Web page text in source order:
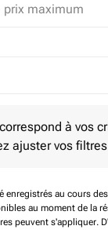
Round trip
à vos
ajuster vos
enregistrés au cours
au moment de la
peuvent s'appliquer.